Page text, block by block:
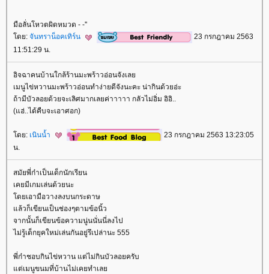
มือลั่นโหวตผิดหมวด - -''
ดย: จันทราน็อคเทิร์น
23 กรกฎาคม 2563
11:51:29 น.
อิจฉาคนบ้านใกล้ร้านมะพร้าวอ่อนจังเล
เมนูไข่หวานมะพร้าวอ่อนทำง่ายดีจังนะคะ น่ากินด้วยอ่ะ
ถ้ามีบัวลอยด้วยจะเลิศมากเลยค่าาาาา กลัวไม่อิ่ม อิอิ..
(แฮ่..ได้คืบจะเอาศอก)
ดย: เนินน้ำ
23 กรกฎาคม 2563 13:23:05
น.
สมัยพี่ก๋าเป็นเด็กนักเรียน
เคยมีเกมเล่นด้วยนะ
ดยเอามือวางลงบนกระดาษ
ล้วก็เขียนเป็นช่องๆตามข้อนิ้ว
จากนั้นก็เขียนข้อความนู่นนั่นนี่ลงไป
ไม่รู้เด็กยุคใหม่เล่นกันอยู่รึเปล่านะ 555
พี่ก๋าชอบกินไข่หวาน แต่ไม่กินบัวลอยครับ
ต่เมนูขนมที่บ้านไม่เคยทำเล